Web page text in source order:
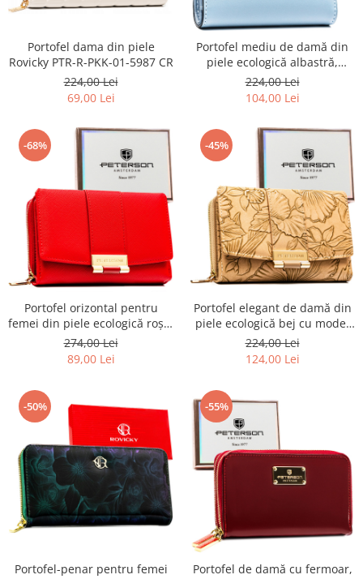
Portofel dama din piele
Rovicky PTR-R-PKK-01-5987 CR
224,00 Lei
69,00 Lei
Portofel mediu de damă din
piele ecologică albastră,
potrivit pentru cartea de
înmatriculare a vehiculului -
Peterson PTR-PTN 012-JK6-
224,00 Lei
104,00 Lei
-68%
Portofel orizontal pentru
femei din piele ecologică roșie
- Peterson PTR-PTN 0015-SAF-
9402 RE
274,00 Lei
89,00 Lei
-45%
Portofel elegant de damă din
piele ecologică bej cu model
floral - Peterson
224,00 Lei
124,00 Lei
-50%
Portofel-penar pentru femei
-55%
Portofel de damă cu fermoar,